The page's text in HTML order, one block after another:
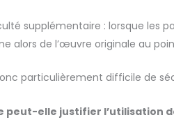
supplémentaire : lorsque les
alors de l’œuvre originale au
particulièrement difficile de
peut-elle justifier l’utilisation